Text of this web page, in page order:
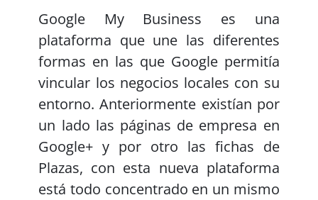
Google My Business es una
plataforma que une las diferentes
formas en las que Google permitía
vincular los negocios locales con su
entorno. Anteriormente existían por
un lado las páginas de empresa en
Google+ y por otro las fichas de
Plazas, con esta nueva plataforma
está todo concentrado en un mismo